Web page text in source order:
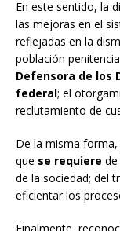
En este sentido, la
las mejoras en el
reflejadas en la
población
Defensora de los
federal; el
reclutamiento de
De la misma forma,
que se requiere
de la sociedad; del
eficientar los